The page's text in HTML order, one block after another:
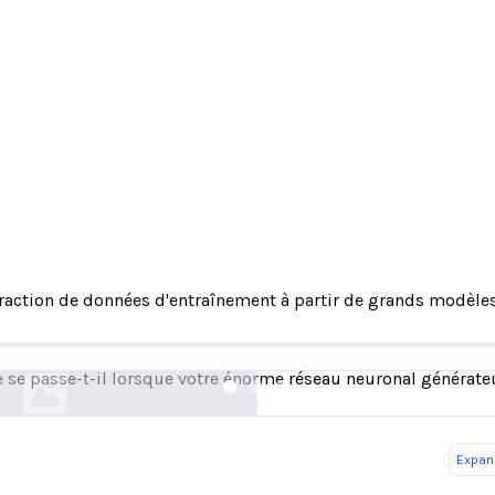
de données d'entraînement à partir de grands
se passe-t-il lorsque votre énorme réseau neuronal
de données d'entraînement à partir de grands